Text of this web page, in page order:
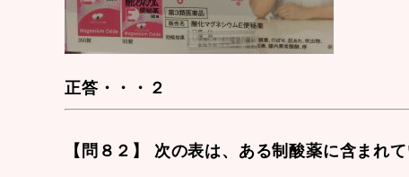
正答・・・２
【問８２】 次の表は、ある制酸薬に含まれ